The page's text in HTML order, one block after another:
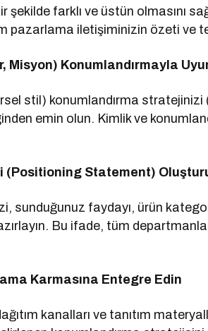
şekilde farklı ve üstün olmasını
pazarlama iletişiminizin özeti ve
Misyon) Konumlandırmayla
stil) konumlandırma stratejinizi
emin olun. Kimlik ve
(Positioning Statement)
sunduğunuz faydayı, ürün
Bu ifade, tüm
Karmasına Entegre Edin
kanalları ve tanıtım